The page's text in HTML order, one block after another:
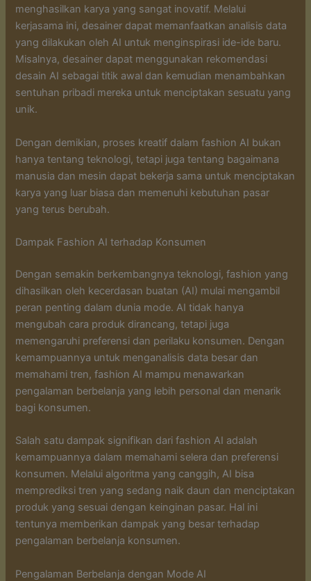
menghasilkan karya yang sangat inovatif. Melalui
kerjasama ini, desainer dapat memanfaatkan analisis data
yang dilakukan oleh AI untuk menginspirasi ide-ide baru.
Misalnya, desainer dapat menggunakan rekomendasi
desain AI sebagai titik awal dan kemudian menambahkan
sentuhan pribadi mereka untuk menciptakan sesuatu yang
unik.
Dengan demikian, proses kreatif dalam fashion AI bukan
hanya tentang teknologi, tetapi juga tentang bagaimana
manusia dan mesin dapat bekerja sama untuk menciptakan
karya yang luar biasa dan memenuhi kebutuhan pasar
yang terus berubah.
Dampak Fashion AI terhadap Konsumen
Dengan semakin berkembangnya teknologi, fashion yang
dihasilkan oleh kecerdasan buatan (AI) mulai mengambil
peran penting dalam dunia mode. AI tidak hanya
mengubah cara produk dirancang, tetapi juga
memengaruhi preferensi dan perilaku konsumen. Dengan
kemampuannya untuk menganalisis data besar dan
memahami tren, fashion AI mampu menawarkan
pengalaman berbelanja yang lebih personal dan menarik
bagi konsumen.
Salah satu dampak signifikan dari fashion AI adalah
kemampuannya dalam memahami selera dan preferensi
konsumen. Melalui algoritma yang canggih, AI bisa
memprediksi tren yang sedang naik daun dan menciptakan
produk yang sesuai dengan keinginan pasar. Hal ini
tentunya memberikan dampak yang besar terhadap
pengalaman berbelanja konsumen.
Pengalaman Berbelanja dengan Mode AI